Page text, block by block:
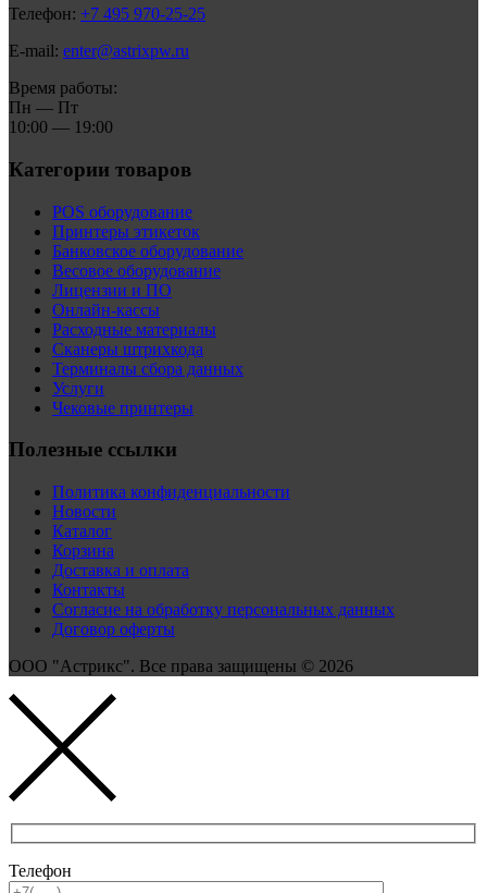
Телефон: +7 495 970-25-25
E-mail: enter@astrixpw.ru
Время работы:
Пн — Пт
10:00 — 19:00
Категории товаров
POS оборудование
Принтеры этикеток
Банковское оборудование
Весовое оборудование
Лицензии и ПО
Онлайн-кассы
Расходные материалы
Сканеры штрихкода
Терминалы сбора данных
Услуги
Чековые принтеры
Полезные ссылки
Политика конфиденциальности
Новости
Каталог
Корзина
Доставка и оплата
Контакты
Согласие на обработку персональных данных
Договор оферты
ООО "Астрикс". Все права защищены © 2026
Телефон